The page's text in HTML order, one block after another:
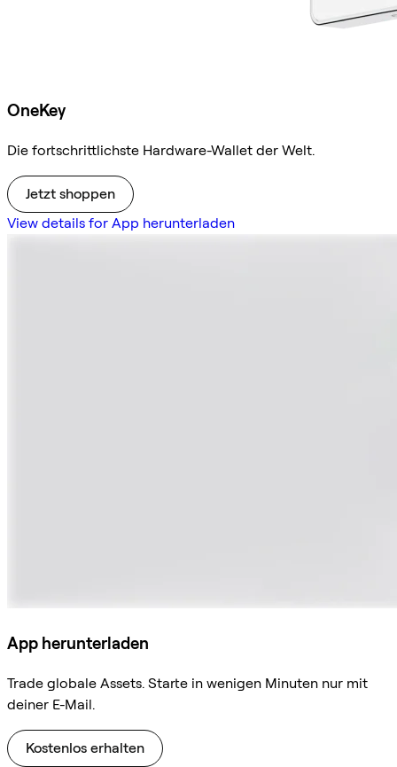
OneKey
Die fortschrittlichste Hardware-Wallet der Welt.
Jetzt shoppen
View details for App herunterladen
App herunterladen
Trade globale Assets. Starte in wenigen Minuten nur mit
deiner E-Mail.
Kostenlos erhalten